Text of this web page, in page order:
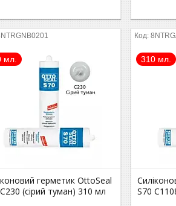
мл.
герметик OttoSeal
(сірий туман) 310 мл
310 мл.
S70